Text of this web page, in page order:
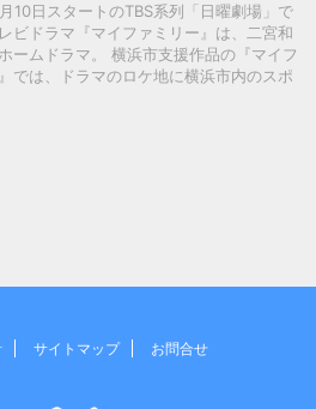
10日スタートのTBS系列「日曜劇場」で
ビドラマ『マイファミリー』は、二宮和
ームドラマ。 横浜市支援作品の『マイフ
では、ドラマのロケ地に横浜市内のスポ
サイトマップ お問合せ